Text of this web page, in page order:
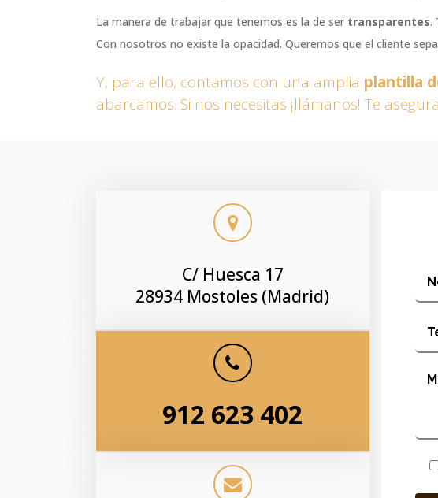
La manera de trabajar que tenemos es la de ser transparentes.
Con nosotros no existe la opacidad. Queremos que el cliente
Y, para ello, contamos con una amplia plantilla
abarcamos. Si nos necesitas ¡llámanos! Te
C/ Huesca 17
28934 Mostoles (Madrid)
912 623 402